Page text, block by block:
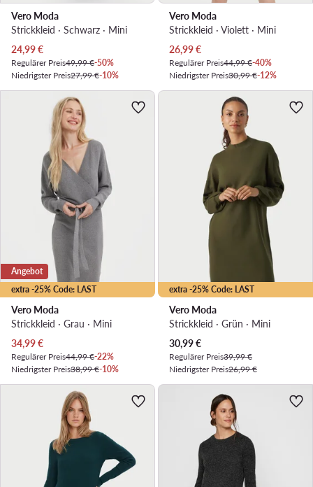
Vero Moda
Strickkleid · Schwarz · Mini
Aktueller Preis
24,99€
Regulärer Preis49,99 €-50%
Niedrigster Preis27,99 €-10%
Vero Moda
Strickkleid · Violett · Mini
Aktueller Preis
26,99€
Regulärer Preis44,99 €-40%
Niedrigster Preis30,99 €-12%
extra -25% Code: LAST
Angebot
Vero Moda
Strickkleid · Grau · Mini
Aktueller Preis
34,99€
Regulärer Preis44,99 €-22%
Niedrigster Preis38,99 €-10%
extra -25% Code: LAST
Vero Moda
Strickkleid · Grün · Mini
Aktueller Preis
30,99€
Regulärer Preis39,99 €
Niedrigster Preis26,99 €